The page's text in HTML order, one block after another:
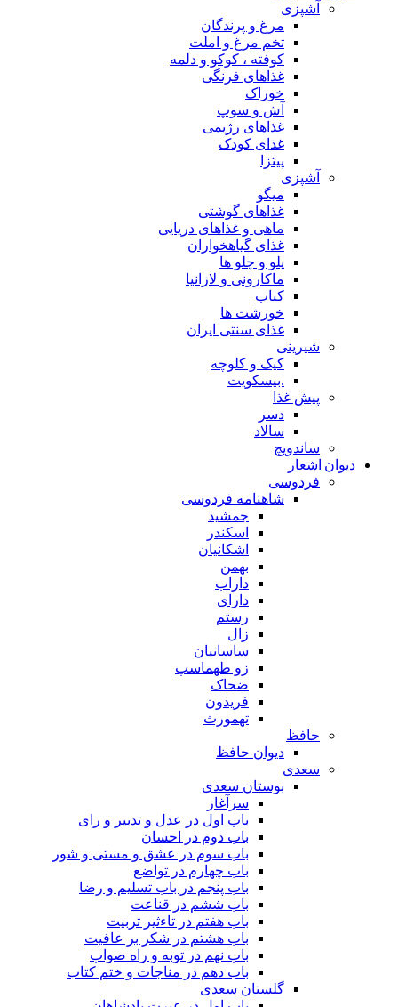
آشپزی
مرغ و پرندگان
تخم مرغ و املت
کوفته ، کوکو و دلمه
غذاهای فرنگی
خوراک
آش و سوپ
غذاهای رژیمی
غذای کودک
پیتزا
آشپزی
میگو
غذاهای گوشتی
ماهی و غذاهای دریایی
غذای گیاهخواران
پلو و چلو ها
ماکارونی و لازانیا
کباب
خورشت ها
غذای سنتی ایران
شیرینی
کیک و کلوچه
.بیسکویت
پیش غذا
دسر
سالاد
ساندویچ
دیوان اشعار
فردوسی
شاهنامه فردوسی
جمشید
اسکندر
اشکانیان
بهمن
داراب
دارای
رستم
زال
ساسانیان
زو طهماسپ‏
ضحاک
فریدون
تهمورث
حافظ
دیوان حافظ
سعدی
بوستان سعدی
سرآغاز
باب اول در عدل و تدبیر و رای
باب دوم در احسان
باب سوم در عشق و مستی و شور
باب چهارم در تواضع
باب پنجم در باب تسلیم و رضا
باب ششم در قناعت
باب هفتم در تاءثیر تربیت
باب هشتم در شکر بر عافیت
باب نهم در توبه و راه صواب
باب دهم در مناجات و ختم کتاب
گلستان سعدی